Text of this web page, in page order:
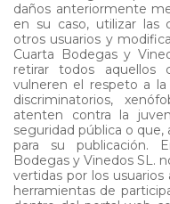
daños anteriormente
en su caso, utilizar las
otros usuarios y
Cuarta Bodegas y
retirar todos aquellos
vulneren el respeto a
discriminatorios,
atenten contra la
seguridad pública o que,
para su publicación.
Bodegas y Vinedos SL.
vertidas por los
herramientas de